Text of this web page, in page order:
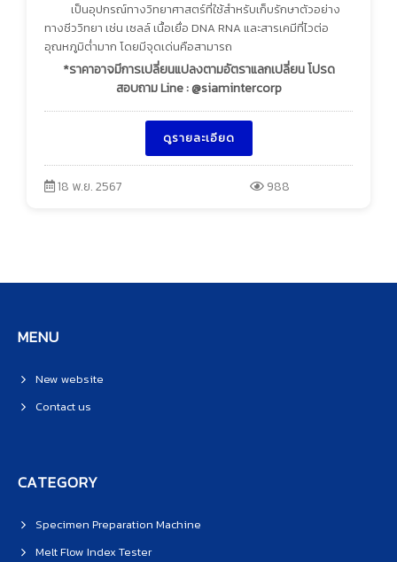
เป็นอุปกรณ์ทางวิทยาศาสตร์ที่ใช้สำหรับเก็บรักษาตัวอย่าง
ทางชีววิทยา เช่น เซลล์ เนื้อเยื่อ DNA RNA และสารเคมีที่ไวต่อ
อุณหภูมิต่ำมาก โดยมีจุดเด่นคือสามารถ
*ราคาอาจมีการเปลี่ยนแปลงตามอัตราแลกเปลี่ยน โปรด
สอบถาม Line : @siamintercorp
ดูรายละเอียด
18 พ.ย. 2567 988
MENU
New website
Contact us
CATEGORY
Specimen Preparation Machine
Melt Flow Index Tester